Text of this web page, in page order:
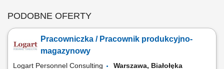
PODOBNE OFERTY
Pracowniczka / Pracownik produkcyjno-
magazynowy
Logart Personnel Consulting
Warszawa, Białołęka